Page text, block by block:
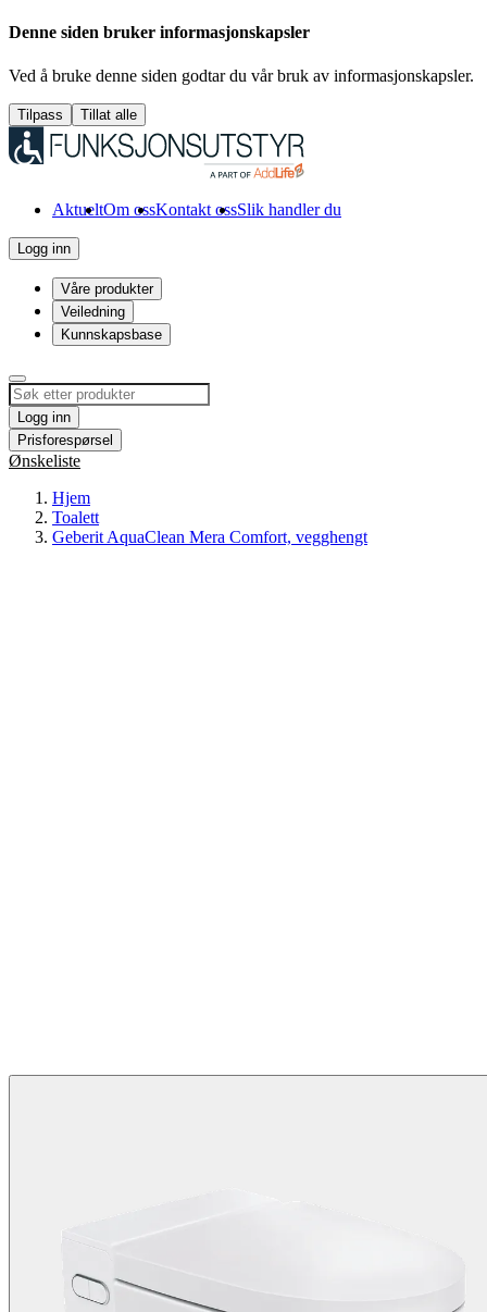
Denne siden bruker informasjonskapsler
Ved å bruke denne siden godtar du vår bruk av informasjonskapsler.
Tilpass Tillat alle
AktueltOm ossKontakt ossSlik handler du
Logg inn
Våre produkter
Veiledning
Kunnskapsbase
Logg inn
Prisforespørsel
Ønskeliste
Hjem
Toalett
Geberit AquaClean Mera Comfort, vegghengt